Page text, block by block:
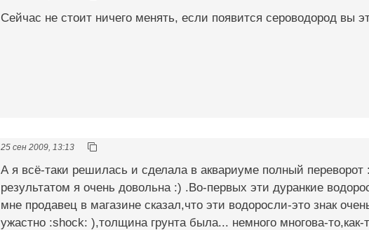
Сейчас не стоит ничего менять, если появится сероводород вы
25 сен 2009, 13:13
А я всё-таки решилась и сделала в аквариуме полный
результатом я очень довольна :) .Во-первых эти дуранкие
мне продавец в магазине сказал,что эти водоросли-это знак
ужастно :shock: ),толщина грунта была... немного многова-